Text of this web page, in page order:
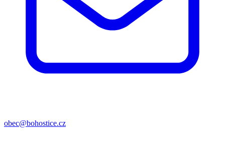
obec@bohostice.cz